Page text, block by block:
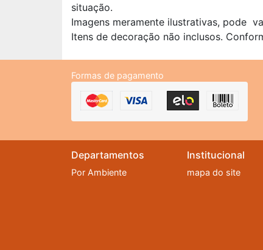
situação.
Imagens meramente ilustrativas, pode
Itens de decoração não inclusos.
Formas de pagamento
Departamentos
Por Ambiente
Institucional
mapa do site